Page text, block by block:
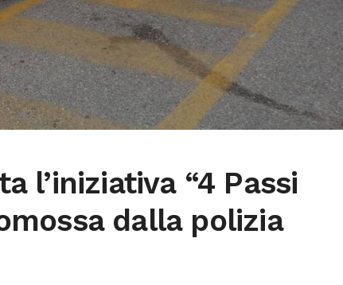
l’iniziativa “4 Passi
dalla polizia